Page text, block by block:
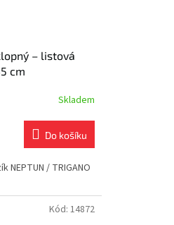
– listová
cm
Skladem
Do košíku
NEPTUN / TRIGANO
Kód: 14872